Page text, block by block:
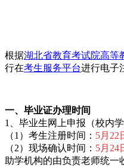
根据湖北省教育考试院高等
行在考生服务平台进行电子
一、毕业证办理时间
1、毕业生网上申报（校内
（1）考生注册时间： 5月22
（2）现场确认时间： 5月24
助学机构的由负责老师统一